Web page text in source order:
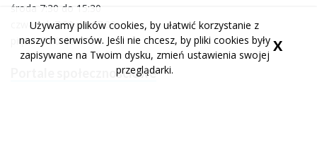
środa 7:30 do 15:30
czwartek 7:30 do 17:00
piątek 7:30 do 14:00
Portale społecznościowe
Używamy plików cookies, by ułatwić korzystanie z
naszych serwisów. Jeśli nie chcesz, by pliki cookies były
zapisywane na Twoim dysku, zmień ustawienia swojej
przeglądarki.
X